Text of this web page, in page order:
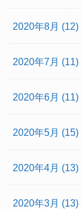
2020年8月 (12)
2020年7月 (11)
2020年6月 (11)
2020年5月 (15)
2020年4月 (13)
2020年3月 (13)